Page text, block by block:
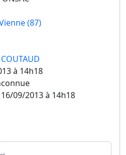
(87)
à 14h18
16/09/2013 à 14h18